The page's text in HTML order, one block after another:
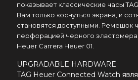
показывает классические часы
Вам только коснуться экрана, и
становятся доступными. Ремешок
перфорацией черного
Heuer Carrera Heuer 01.
UPGRADABLE HARDWARE
TAG Heuer Connected Watch